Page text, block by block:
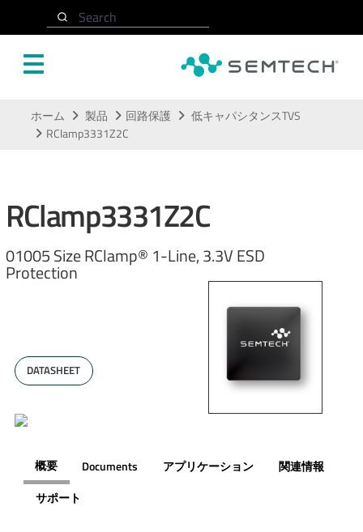
Search
ホーム 製品 回路保護
低キャパシタンスTVS
RClamp3331Z2C
RClamp3331Z2C
01005 Size RClamp® 1-Line, 3.3V ESD
Protection
DATASHEET
概要 Documents アプリケーション
関連情報
サポート